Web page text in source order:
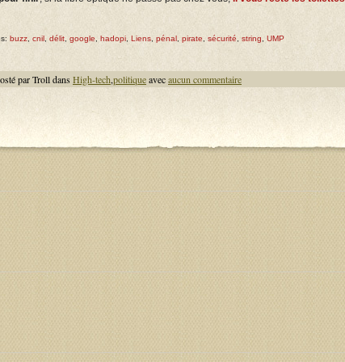
buzz cnil délit google hadopi Liens pénal pirate sécurité string UMP
par Troll dans High-tech,politiqueavecaucun commentaire